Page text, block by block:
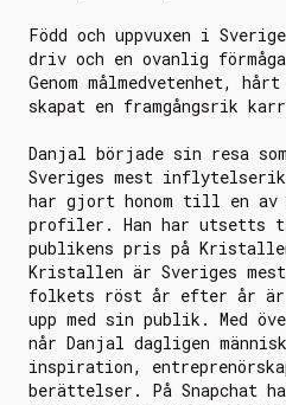
Född och uppvuxen i
driv och en ovanlig
Genom målmedvetenhet,
skapat en framgångsrik
Danjal började sin resa
Sveriges mest
har gjort honom till en av
profiler. Han har utsetts
publikens pris på
Kristallen är Sveriges
folkets röst år efter år är
upp med sin publik. Med
når Danjal dagligen
inspiration,
berättelser. På Snapchat